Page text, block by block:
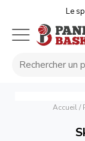
Le
Accueil/